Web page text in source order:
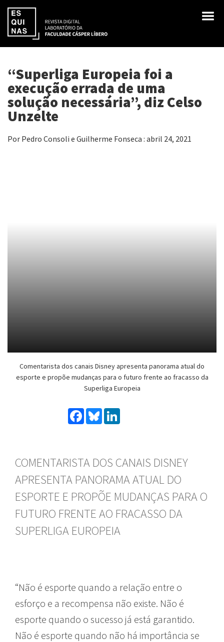
“Superliga Europeia foi a
execução errada de uma
solução necessária”, diz Celso
Unzelte
Por Pedro Consoli e Guilherme Fonseca : abril 24, 2021
Comentarista dos canais Disney apresenta panorama atual do
esporte e propõe mudanças para o futuro frente ao fracasso da
Superliga Europeia
Facebook
Bluesky
COMENTARISTA DOS CANAIS DISNEY
APRESENTA PANORAMA ATUAL DO
ESPORTE E PROPÕE MUDANÇAS PARA O
FUTURO FRENTE AO FRACASSO DA
SUPERLIGA EUROPEIA
“Não é esporte quando a relação entre o
esforço e a recompensa não existe. Não é
esporte quando o sucesso já está garantido.
Não é esporte quando não há importância se